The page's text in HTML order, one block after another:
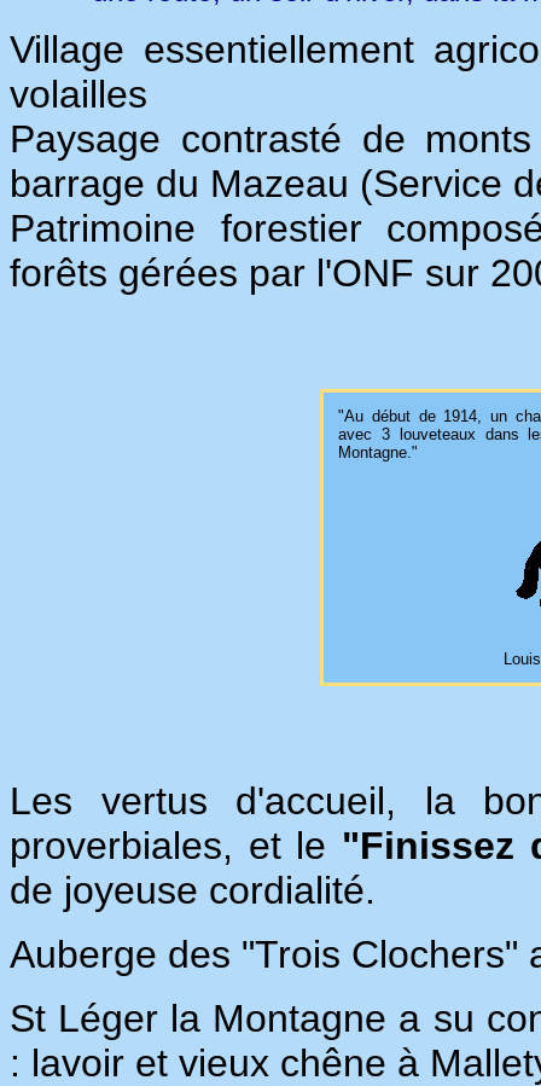
Village essentiellement
volailles
Paysage contrasté de
barrage du Mazeau (Service
Patrimoine forestier
forêts gérées par l'ONF sur
"Au début de 1914, un
avec 3 louveteaux dans
Montagne."
Les vertus d'accueil, la
proverbiales, et le "Finissez
de joyeuse cordialité.
Auberge des "Trois Clochers"
St Léger la Montagne a su
: lavoir et vieux chêne à